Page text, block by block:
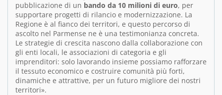
pubblicazione di un bando da 10 milioni di euro, per
supportare progetti di rilancio e modernizzazione. La
Regione è al fianco dei territori, e questo percorso di
ascolto nel Parmense ne è una testimonianza concreta.
Le strategie di crescita nascono dalla collaborazione con
gli enti locali, le associazioni di categoria e gli
imprenditori: solo lavorando insieme possiamo rafforzare
il tessuto economico e costruire comunità più forti,
dinamiche e attrattive, per un futuro migliore dei nostri
territori».